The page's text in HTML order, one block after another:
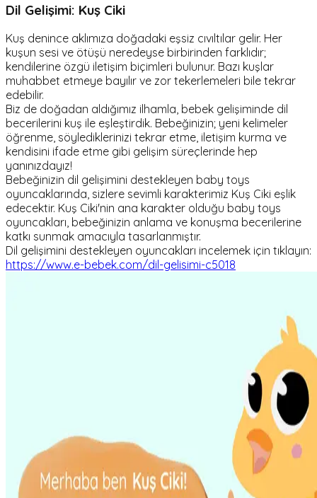
Dil Gelişimi: Kuş Ciki
Kuş denince aklımıza doğadaki eşsiz cıvıltılar gelir. Her
kuşun sesi ve ötüşü neredeyse birbirinden farklıdır;
kendilerine özgü iletişim biçimleri bulunur. Bazı kuşlar
muhabbet etmeye bayılır ve zor tekerlemeleri bile tekrar
edebilir.
Biz de doğadan aldığımız ilhamla, bebek gelişiminde dil
becerilerini kuş ile eşleştirdik. Bebeğinizin; yeni kelimeler
öğrenme, söylediklerinizi tekrar etme, iletişim kurma ve
kendisini ifade etme gibi gelişim süreçlerinde hep
yanınızdayız!
Bebeğinizin dil gelişimini destekleyen baby toys
oyuncaklarında, sizlere sevimli karakterimiz Kuş Ciki eşlik
edecektir. Kuş Ciki'nin ana karakter olduğu baby toys
oyuncakları, bebeğinizin anlama ve konuşma becerilerine
katkı sunmak amacıyla tasarlanmıştır.
Dil gelişimini destekleyen oyuncakları incelemek için tıklayın:
https://www.e-bebek.com/dil-gelisimi-c5018